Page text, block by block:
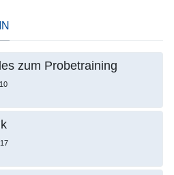
zum Probetraining